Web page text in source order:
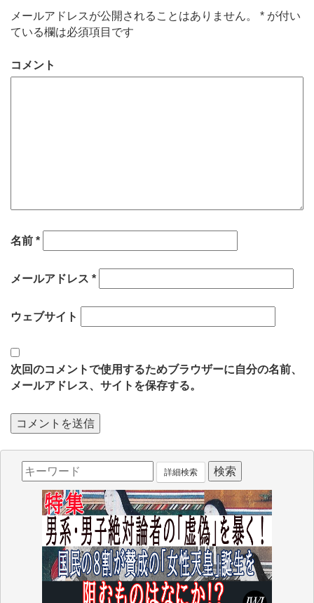
メールアドレスが公開されることはありません。 * が付い
ている欄は必須項目です
コメント
名前 *
メールアドレス *
ウェブサイト
次回のコメントで使用するためブラウザーに自分の名前、
メールアドレス、サイトを保存する。
詳細検索